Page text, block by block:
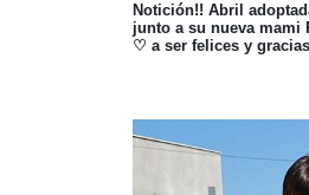
Notición!! Abril
junto a su nueva mami
♡ a ser felices y